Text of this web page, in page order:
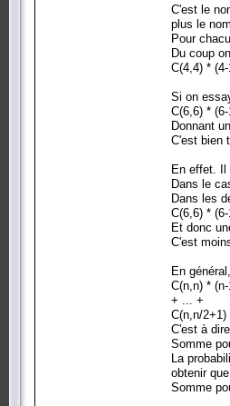
C'est le
plus le
Pour
Du coup
C(4,4) *
Si on
C(6,6) *
Donnant
C'est bien
En effet. Il
Dans le
Dans les
C(6,6) *
Et donc
C'est
En
C(n,n) *
+ ... +
C(n,n/2+1)
C'est à
Somme
La
obtenir
Somme